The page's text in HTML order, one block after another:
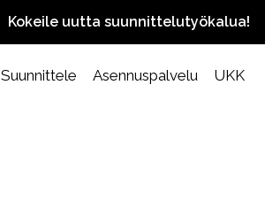
Kokeile uutta suunnittelutyökalua!
Suunnittele Asennuspalvelu UKK